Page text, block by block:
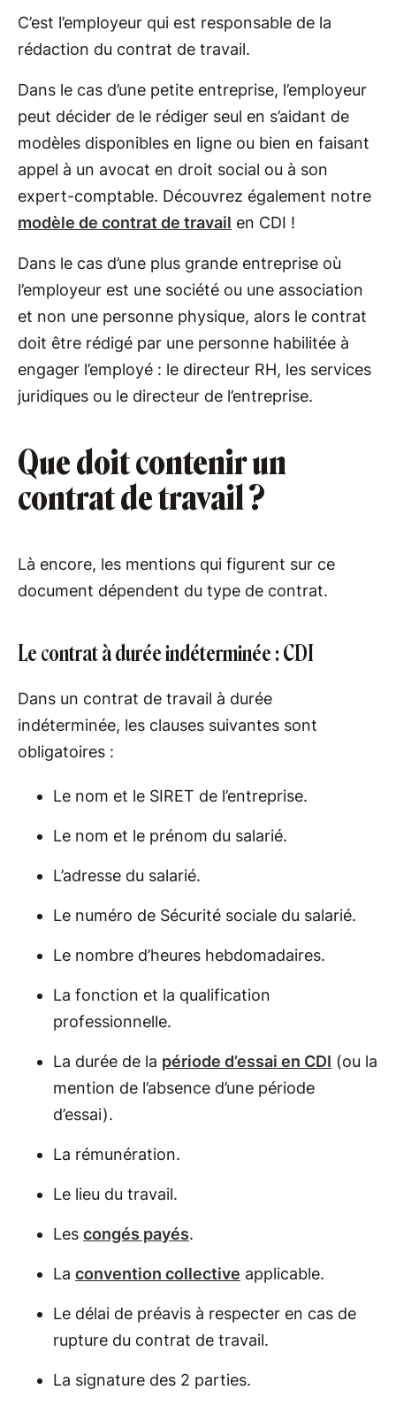
C’est l’employeur qui est responsable de la
rédaction du contrat de travail.
Dans le cas d’une petite entreprise, l’employeur
peut décider de le rédiger seul en s’aidant de
modèles disponibles en ligne ou bien en faisant
appel à un avocat en droit social ou à son
expert-comptable. Découvrez également notre
modèle de contrat de travail en CDI !
Dans le cas d’une plus grande entreprise où
l’employeur est une société ou une association
et non une personne physique, alors le contrat
doit être rédigé par une personne habilitée à
engager l’employé : le directeur RH, les services
juridiques ou le directeur de l’entreprise.
Que doit contenir un
contrat de travail ?
Là encore, les mentions qui figurent sur ce
document dépendent du type de contrat.
Le contrat à durée indéterminée : CDI
Dans un contrat de travail à durée
indéterminée, les clauses suivantes sont
obligatoires :
Le nom et le SIRET de l’entreprise.
Le nom et le prénom du salarié.
L’adresse du salarié.
Le numéro de Sécurité sociale du salarié.
Le nombre d’heures hebdomadaires.
La fonction et la qualification
professionnelle.
La durée de la période d’essai en CDI (ou la
mention de l’absence d’une période
d’essai).
La rémunération.
Le lieu du travail.
Les congés payés.
La convention collective applicable.
Le délai de préavis à respecter en cas de
rupture du contrat de travail.
La signature des 2 parties.